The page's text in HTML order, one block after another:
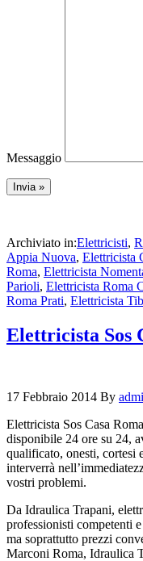
Messaggio
Archiviato in:Elettricisti,
Appia Nuova, Elettricista
Roma, Elettricista
Parioli, Elettricista Roma
Roma Prati, Elettricista
Elettricista Sos
17 Febbraio 2014 By
Elettricista Sos Casa
disponibile 24 ore su 24,
qualificato, onesti, cortesi
interverrà
vostri problemi.
Da Idraulica Trapani,
professionisti competenti
ma soprattutto prezzi
Marconi Roma, Idraulica